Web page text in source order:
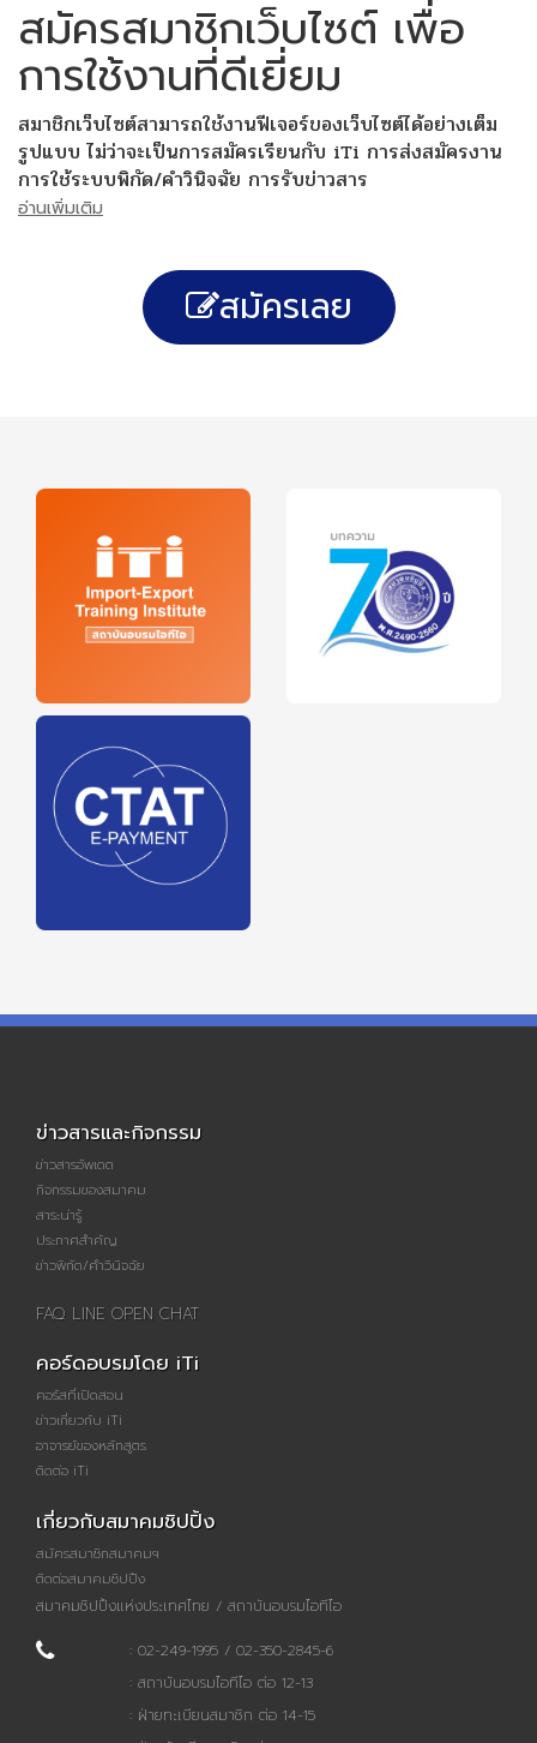
สมัครสมาชิกเว็บไซต์ เพื่อ
การใช้งานที่ดีเยี่ยม
สมาชิกเว็บไซต์สามารถใช้งานฟีเจอร์ของเว็บไซต์ได้อย่างเต็ม
รูปแบบ ไม่ว่าจะเป็นการสมัครเรียนกับ iTi การส่งสมัครงาน
การใช้ระบบพิกัด/คำวินิจฉัย การรับข่าวสาร
อ่านเพิ่มเติม
สมัครเลย
ข่าวสารและกิจกรรม
ข่าวสารอัพเดต
กิจกรรมของสมาคม
สาระน่ารู้
ประกาศสำคัญ
ข่าวพิกัด/คำวินิจฉัย
FAQ LINE OPEN CHAT
คอร์ดอบรมโดย iTi
คอร์สที่เปิดสอน
ข่าวเกี่ยวกับ iTi
อาจารย์ของหลักสูตร
ติดต่อ iTi
เกี่ยวกับสมาคมชิปปิ้ง
สมัครสมาชิกสมาคมฯ
ติดต่อสมาคมชิปปิ้ง
สมาคมชิปปิ้งแห่งประเทศไทย / สถาบันอบรมไอทีไอ
: 02-249-1995 / 02-350-2845-6
: สถาบันอบรมไอทีไอ ต่อ 12-13
: ฝ่ายทะเบียนสมาชิก ต่อ 14-15